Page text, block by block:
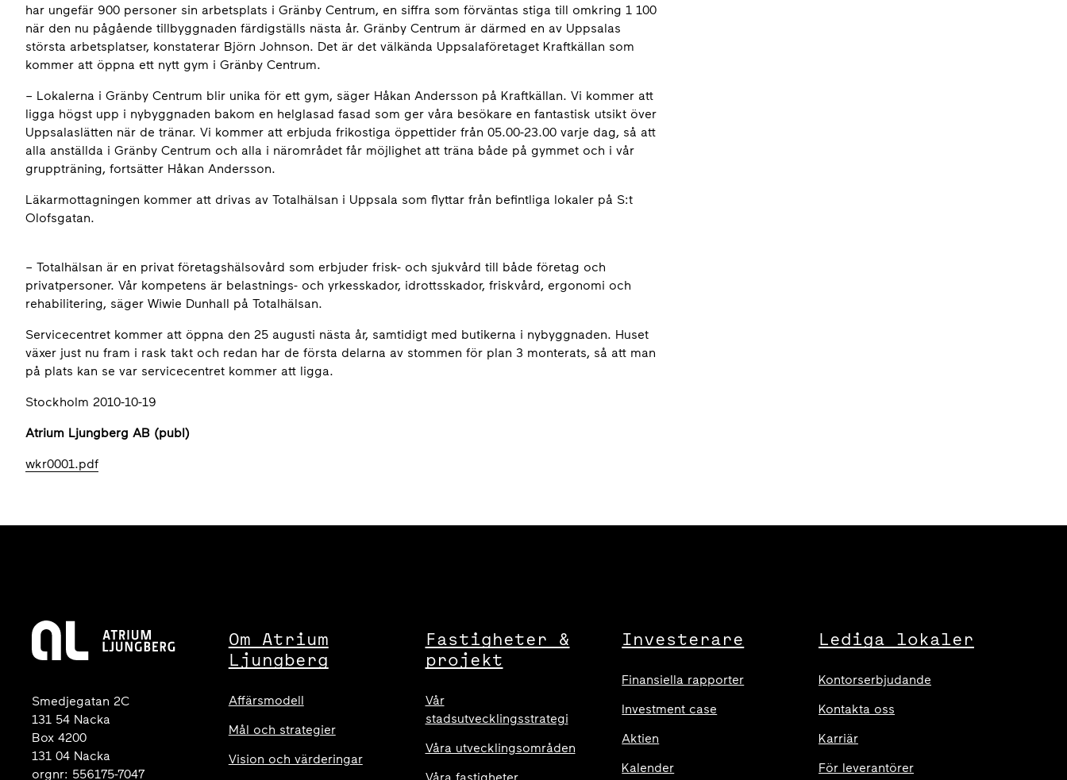
har ungefär 900 personer sin arbetsplats i Gränby Centrum, en siffra som förväntas stiga till omkring 1 100
när den nu pågående tillbyggnaden färdigställs nästa år. Gränby Centrum är därmed en av Uppsalas
största arbetsplatser, konstaterar Björn Johnson. Det är det välkända Uppsalaföretaget Kraftkällan som
kommer att öppna ett nytt gym i Gränby Centrum.
– Lokalerna i Gränby Centrum blir unika för ett gym, säger Håkan Andersson på Kraftkällan. Vi kommer att
ligga högst upp i nybyggnaden bakom en helglasad fasad som ger våra besökare en fantastisk utsikt över
Uppsalaslätten när de tränar. Vi kommer att erbjuda frikostiga öppettider från 05.00-23.00 varje dag, så att
alla anställda i Gränby Centrum och alla i närområdet får möjlighet att träna både på gymmet och i vår
gruppträning, fortsätter Håkan Andersson.
Läkarmottagningen kommer att drivas av Totalhälsan i Uppsala som flyttar från befintliga lokaler på S:t
Olofsgatan.
– Totalhälsan är en privat företagshälsovård som erbjuder frisk- och sjukvård till både företag och
privatpersoner. Vår kompetens är belastnings- och yrkesskador, idrottsskador, friskvård, ergonomi och
rehabilitering, säger Wiwie Dunhall på Totalhälsan.
Servicecentret kommer att öppna den 25 augusti nästa år, samtidigt med butikerna i nybyggnaden. Huset
växer just nu fram i rask takt och redan har de första delarna av stommen för plan 3 monterats, så att man
på plats kan se var servicecentret kommer att ligga.
Stockholm 2010-10-19
Atrium Ljungberg AB (publ)
wkr0001.pdf
Smedjegatan 2C
131 54 Nacka
Box 4200
131 04 Nacka
orgnr: 556175-7047
Om Atrium
Ljungberg
Affärsmodell
Mål och strategier
Vision och värderingar
Fastigheter &
projekt
Vår
stadsutvecklingsstrategi
Våra utvecklingsområden
Investerare
Finansiella rapporter
Investment case
Aktien
Kalender
Lediga lokaler
Kontorserbjudande
Kontakta oss
Karriär
För leverantörer